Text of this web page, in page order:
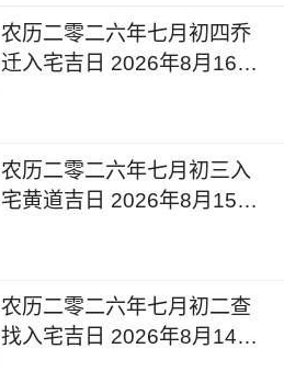
农历二零二六年七月初四乔
迁入宅吉日 2026年8月16日
农历二零二六年七月初三入
宅黄道吉日 2026年8月15日
农历二零二六年七月初二查
找入宅吉日 2026年8月14日